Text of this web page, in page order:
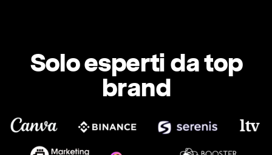
Solo esperti da top
brand